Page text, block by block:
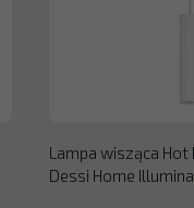
Lampa wisząca Hot
Dessi Home